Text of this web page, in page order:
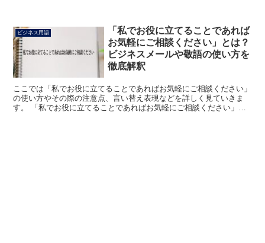
ビジネス用語
「私でお役に立てることであれば
お気軽にご相談ください」とは？
ビジネスメールや敬語の使い方を
徹底解釈
ここでは「私でお役に立てることであればお気軽にご相談ください」
の使い方やその際の注意点、言い替え表現などを詳しく見ていきま
す。 「私でお役に立てることであればお気軽にご相談ください」と